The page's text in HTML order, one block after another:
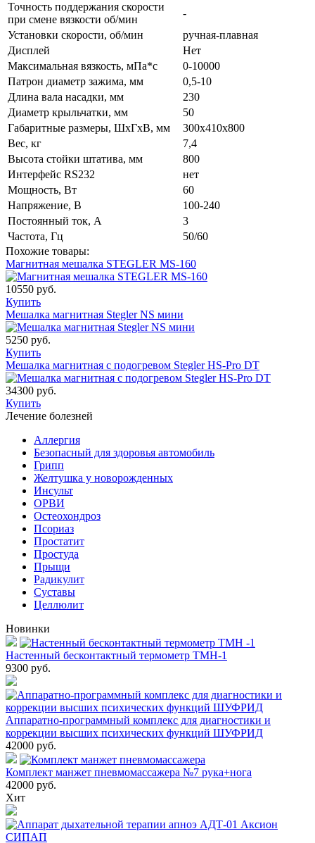
Точность поддержания скорости
при смене вязкости об/мин
-
Установки скорости, об/мин
ручная-плавная
Дисплей
Нет
Максимальная вязкость, мПа*с
0-10000
Патрон диаметр зажима, мм
0,5-10
Длина вала насадки, мм
230
Диаметр крыльчатки, мм
50
Габаритные размеры, ШхГхВ, мм
300х410х800
Вес, кг
7,4
Высота стойки штатива, мм
800
Интерфейс RS232
нет
Мощность, Вт
60
Напряжение, В
100-240
Постоянный ток, А
3
Частота, Гц
50/60
Похожие товары:
Магнитная мешалка STEGLER MS-160
10550 руб.
Купить
Мешалка магнитная Stegler NS мини
5250 руб.
Купить
Мешалка магнитная с подогревом Stegler HS-Pro DT
34300 руб.
Купить
Лечение болезней
Аллергия
Безопасный для здоровья автомобиль
Грипп
Желтушка у новорожденных
Инсульт
ОРВИ
Остеохондроз
Пcориаз
Простатит
Простуда
Прыщи
Радикулит
Суставы
Целлюлит
Новинки
Настенный бесконтактный термометр ТМН-1
9300 руб.
Аппаратно-программный комплекс для диагностики и
коррекции высших психических функций ШУФРИД
42000 руб.
Комплект манжет пневмомассажера №7 рука+нога
42000 руб.
Хит